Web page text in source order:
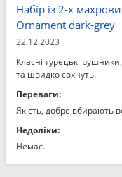
Набір із 2-х
Ornament dark-grey
22.12.2023
Класні турецькі
та швидко сохнуть.
Переваги:
Якість, добре вбирають
Недоліки:
Немає.